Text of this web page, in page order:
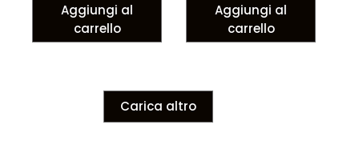
Aggiungi al
carrello
Aggiungi al
carrello
Carica altro